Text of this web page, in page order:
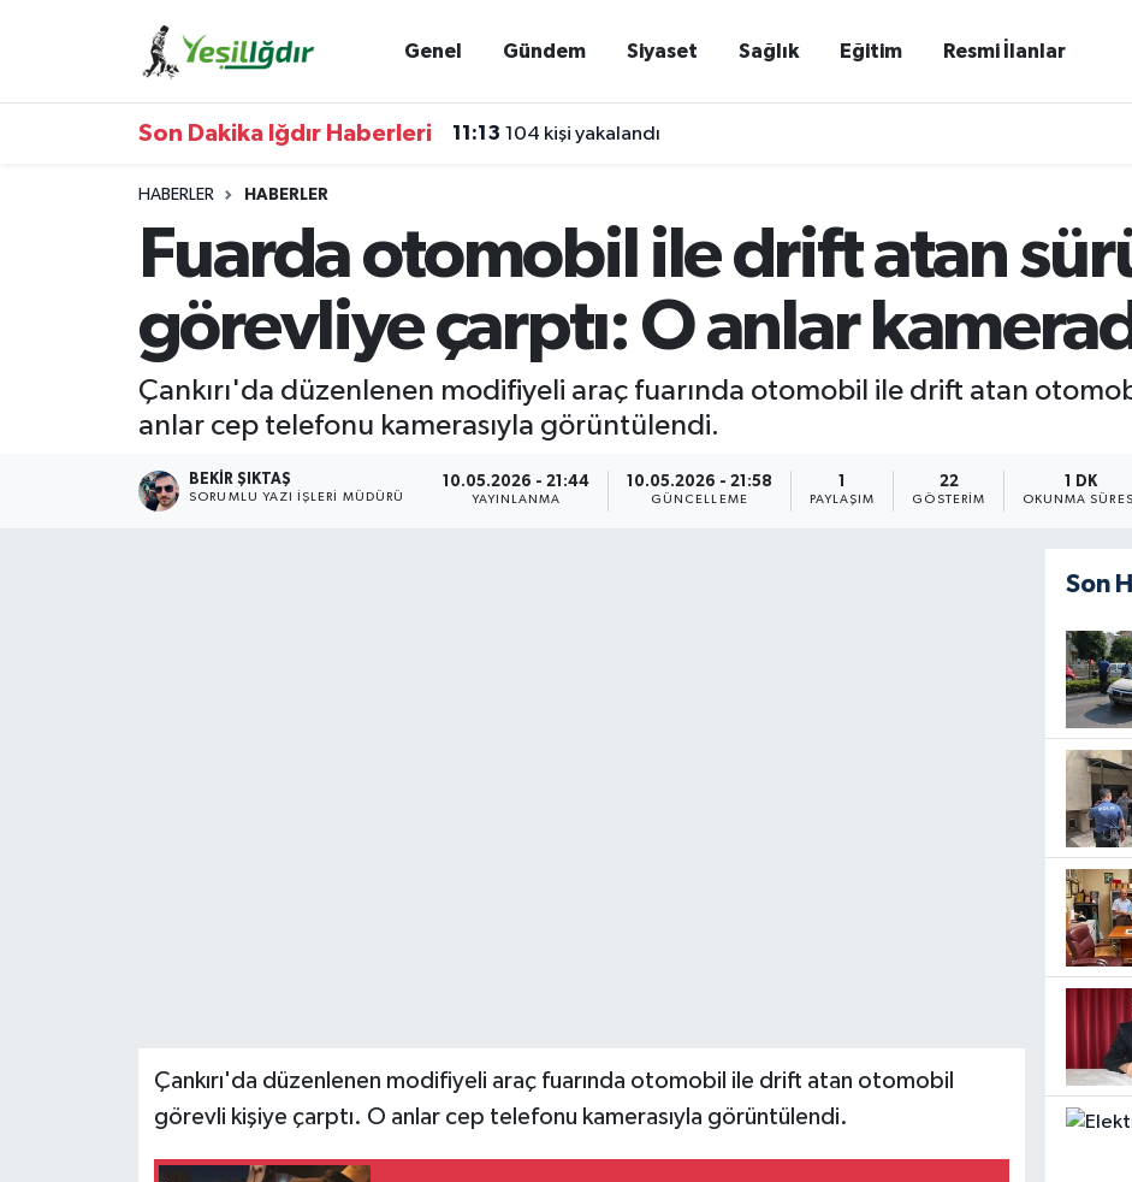
Genel Gündem Siyaset Sağlık Eğitim Resmi İlanlar
Son Dakika Iğdır Haberleri 11:13 104 kişi yakalandı
HABERLER HABERLER
Fuarda otomobil ile drift atan
görevliye çarptı: O anlar
Çankırı'da düzenlenen modifiyeli araç fuarında otomobil ile drift atan
anlar cep telefonu kamerasıyla görüntülendi.
BEKIR ŞIKTAŞ
SORUMLU YAZI İŞLERI MÜDÜRÜ
10.05.2026 - 21:44
YAYINLANMA
10.05.2026 - 21:58
GÜNCELLEME PAYLAŞIM
22
GÖSTERIM
1 DK
OKUNMA SÜRESI
Çankırı'da düzenlenen modifiyeli araç fuarında otomobil ile drift atan otomobil
görevli kişiye çarptı. O anlar cep telefonu kamerasıyla görüntülendi.
Son
Iğdır Trafik Yoğunluk Haritası
Süper Lig Puan Durumu ve Fikstür
Tüm Manşetler